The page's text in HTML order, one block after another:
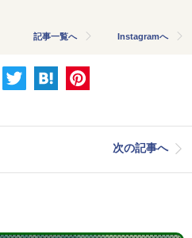
記事一覧へ Instagramへ
次の記事へ